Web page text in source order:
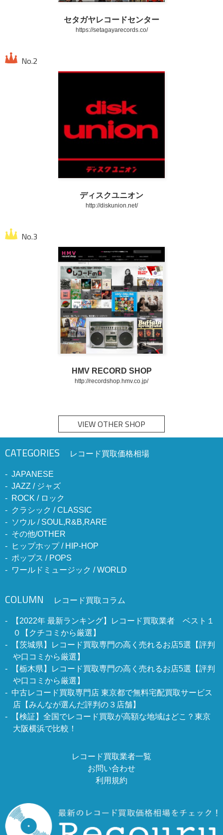
セタガヤレコードセンター
https://setagayarecords.co/
ディスクユニオン
http://diskunion.net/
HMV RECORD SHOP
http://recordshop.hmv.co.jp/
VIEW OTHER SHOP
CATEGORIES レコード買取価格相場
JAPANESE
JAZZ / ジャズ
ROCK / ロック
クラシック / CLASSIC
ソウル / SOUL,R&B,RARE
その他/OTHER
ヒップホップ / HIP-HOP
ポップス / POPS
ワールドミュージック / WORLD
COLUMN レコード買取コラム
【2022年 最新ランキング】レコード買取業者 ベスト１
０【クチコミから厳選】
【茨城県】レコード買取専門の高く売れるお店5選【評判
や口コミから厳選】
【栃木県】レコード買取専門の高く売れるお店5選【評判
や口コミから厳選】
中古レコード買取専門店 東京都で無料宅配買取サービス
店【みんなが選んだ評判の３店舗】
【検証】全国でレコード買取が高額な地域はどこ？東京
大阪横浜で比較！
レコード買取業者一覧
お問い合わせ
利用規約